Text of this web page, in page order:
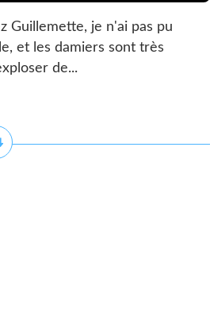
Guillemette, je n'ai pas pu
et les damiers sont très
de...